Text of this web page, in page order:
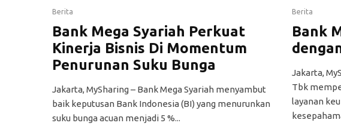
Berita
Bank Mega Syariah Perkuat
Kinerja Bisnis Di Momentum
Penurunan Suku Bunga
Jakarta, MySharing – Bank Mega Syariah menyambut
baik keputusan Bank Indonesia (BI) yang menurunkan
suku bunga acuan menjadi 5 %...
Berita
Bank
Jakarta,
Tbk
layanan